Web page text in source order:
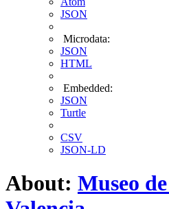
JSON
Microdata:
JSON
HTML
Embedded:
JSON
Turtle
CSV
JSON-LD
About: Museo